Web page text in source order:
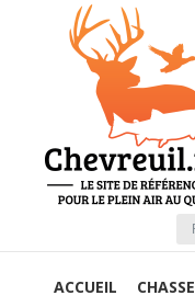
ACCUEIL CHASSE